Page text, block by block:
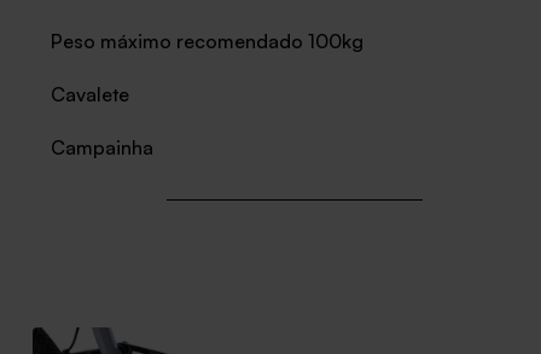
Peso máximo recomendado 100kg
Cavalete
Campainha